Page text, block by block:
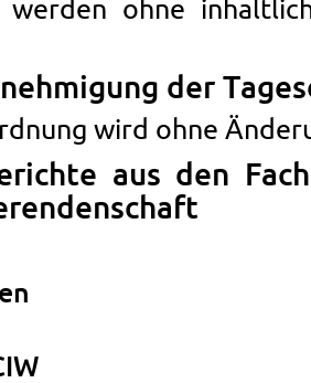
wer­den ohne
der
wird ohne
aus den